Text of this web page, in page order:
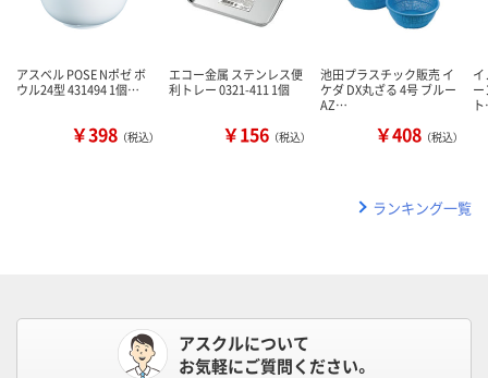
アスベル POSE Nポゼ ボ
ウル24型 431494 1個…
￥398 （税込）
エコー金属 ステンレス便
利トレー 0321-411 1個
￥156 （税込）
池田プラスチック販売 イ
ケダ DX丸ざる 4号 ブルー
AZ…
￥408 （税込）
ランキング一覧
アスクルについて
お気軽にご質問ください。